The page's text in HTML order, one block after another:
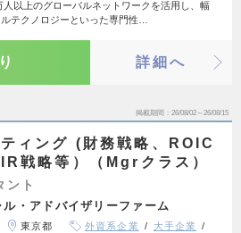
人以上のグローバルネットワークを活用し、幅
テクノロジーといった専門性…
詳細へ
掲載期間 26/08/02～26/08/15
ィング (財務戦略、ROIC
戦略等）（Mgrクラス）
ント
・アドバイザリーファーム
東京都 外資系企業
大手企業